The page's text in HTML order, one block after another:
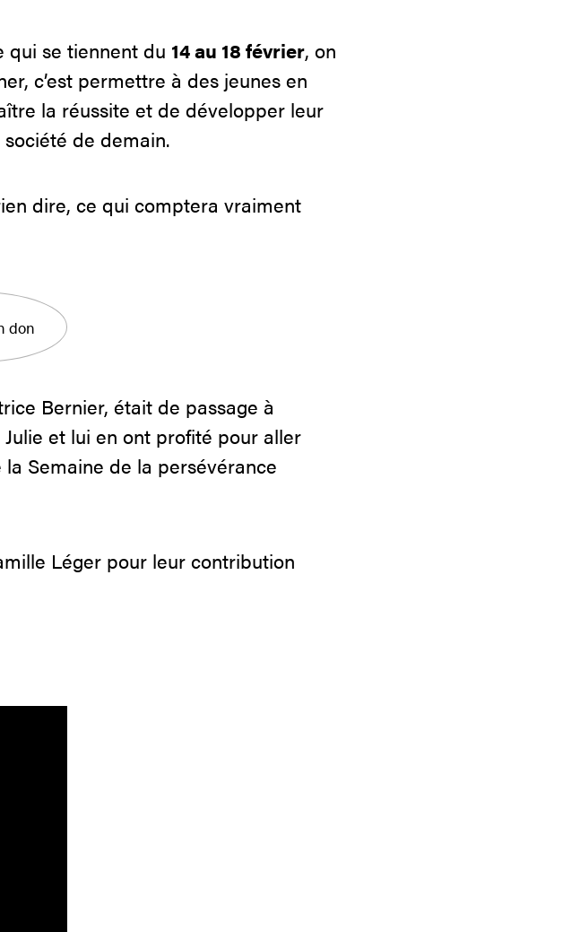
qui se tiennent du 14 au 18 février, on
c’est permettre à des jeunes en
la réussite et de développer leur
de demain.
dire, ce qui comptera vraiment
don
Bernier, était de passage à
Julie et lui en ont profité pour aller
Semaine de la persévérance
Léger pour leur contribution